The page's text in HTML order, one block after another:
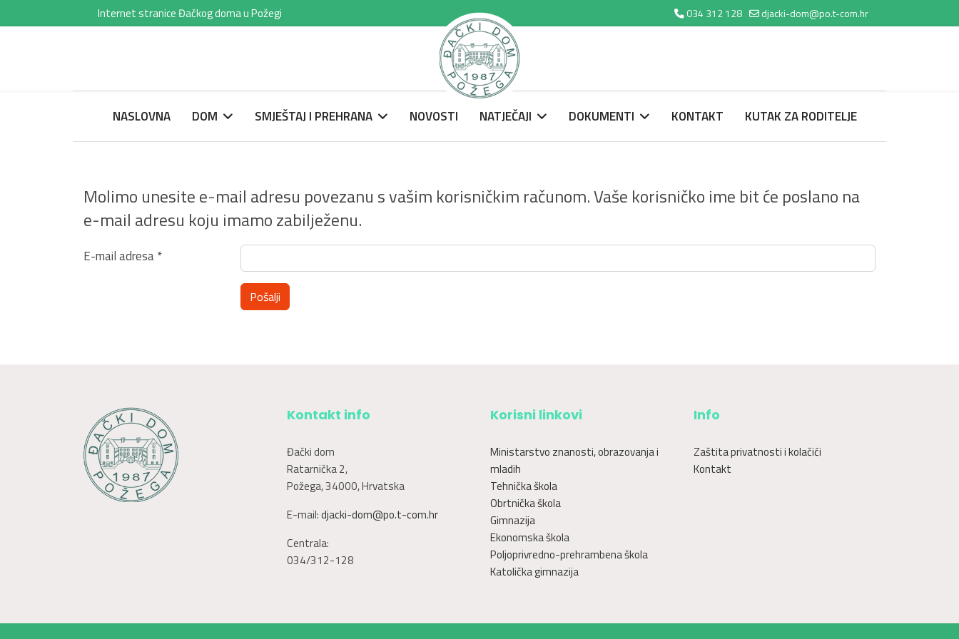
Internet stranice Đačkog doma u Požegi 034 312 128 djacki-dom@po.t-com.hr
NASLOVNA DOM SMJEŠTAJ I PREHRANA NOVOSTI NATJEČAJI DOKUMENTI KONTAKT KUTAK ZA RODITELJE
Molimo unesite e-mail adresu povezanu s vašim korisničkim računom. Vaše korisničko ime bit će poslano na
e-mail adresu koju imamo zabilježenu.
E-mail adresa*
Pošalji
Kontakt info
Đački dom
Ratarnička 2,
Požega, 34000, Hrvatska
E-mail:djacki-dom@po.t-com.hr
Centrala:
034/312-128
Korisni linkovi
Ministarstvo znanosti, obrazovanja i
mladih
Tehnička škola
Obrtnička škola
Gimnazija
Ekonomska škola
Poljoprivredno-prehrambena škola
Katolička gimnazija
Info
Zaštita privatnosti i kolačići
Kontakt